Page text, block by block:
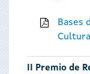
Bases
II Premio de